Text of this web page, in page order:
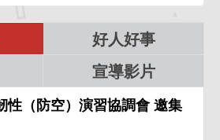
好人好事
宣導影片
性（防空）演習協調會 邀集